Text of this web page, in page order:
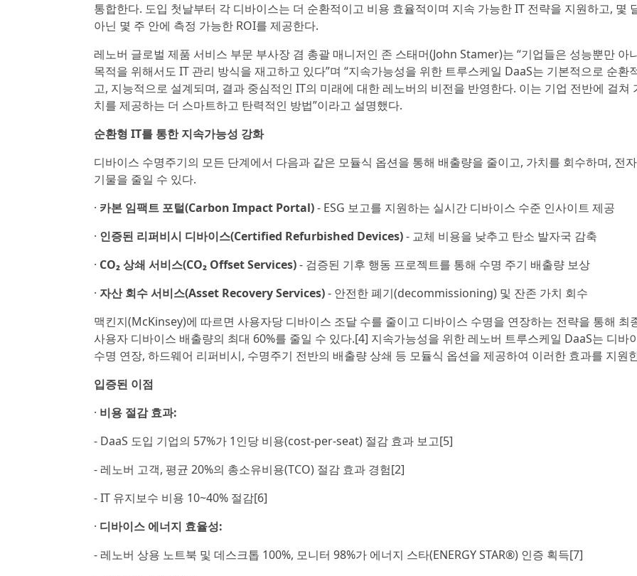
통합한다. 도입 첫날부터 각 디바이스는 더 순환적이고 비용 효율적이며 지속 가능한 IT 전략을 지원하고, 몇
아닌 몇 주 안에 측정 가능한 ROI를 제공한다.
레노버 글로벌 제품 서비스 부문 부사장 겸 총괄 매니저인 존 스태머(John Stamer)는 “기업들은 성능뿐만 아
목적을 위해서도 IT 관리 방식을 재고하고 있다”며 “지속가능성을 위한 트루스케일 DaaS는 기본적으로 순환
고, 지능적으로 설계되며, 결과 중심적인 IT의 미래에 대한 레노버의 비전을 반영한다. 이는 기업 전반에 걸쳐
치를 제공하는 더 스마트하고 탄력적인 방법”이라고 설명했다.
순환형 IT를 통한 지속가능성 강화
디바이스 수명주기의 모든 단계에서 다음과 같은 모듈식 옵션을 통해 배출량을 줄이고, 가치를 회수하며, 전
기물을 줄일 수 있다.
· 카본 임팩트 포털(Carbon Impact Portal)- ESG 보고를 지원하는 실시간 디바이스 수준 인사이트 제공
· 인증된 리퍼비시 디바이스(Certified Refurbished Devices)- 교체 비용을 낮추고 탄소 발자국 감축
· CO₂ 상쇄 서비스(CO₂ Offset Services)- 검증된 기후 행동 프로젝트를 통해 수명 주기 배출량 보상
· 자산 회수 서비스(Asset Recovery Services)- 안전한 폐기(decommissioning) 및 잔존 가치 회수
맥킨지(McKinsey)에 따르면 사용자당 디바이스 조달 수를 줄이고 디바이스 수명을 연장하는 전략을 통해 최
사용자 디바이스 배출량의 최대 60%를 줄일 수 있다.[4] 지속가능성을 위한 레노버 트루스케일 DaaS는 디바
수명 연장, 하드웨어 리퍼비시, 수명주기 전반의 배출량 상쇄 등 모듈식 옵션을 제공하여 이러한 효과를 지원
입증된 이점
· 비용 절감 효과:
- DaaS 도입 기업의 57%가 1인당 비용(cost-per-seat) 절감 효과 보고[5]
- 레노버 고객, 평균 20%의 총소유비용(TCO) 절감 효과 경험[2]
- IT 유지보수 비용 10~40% 절감[6]
· 디바이스 에너지 효율성:
- 레노버 상용 노트북 및 데스크톱 100%, 모니터 98%가 에너지 스타(ENERGY STAR®) 인증 획득[7]